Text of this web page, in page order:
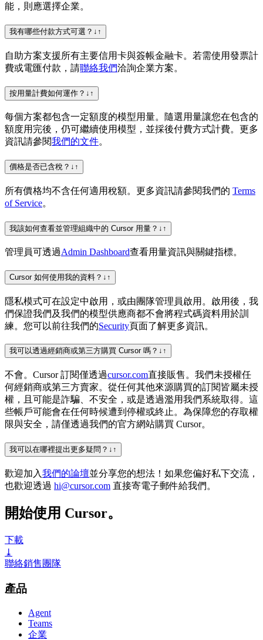
能，則應選擇企業。
我有哪些付款方式可選？ ↓ ↑
自助方案支援所有主要信用卡與簽帳金融卡。若需使用發票計
費或電匯付款，請聯絡我們洽詢企業方案。
按用量計費如何運作？ ↓ ↑
每個方案都包含一定額度的模型用量。隨選用量讓您在包含的
額度用完後，仍可繼續使用模型，並採後付費方式計費。更多
資訊請參閱我們的文件。
價格是否已含稅？ ↓ ↑
所有價格均不含任何適用稅額。更多資訊請參閱我們的 Terms
of Service。
我該如何查看並管理組織中的 Cursor 用量？ ↓ ↑
管理員可透過Admin Dashboard查看用量資訊與關鍵指標。
Cursor 如何使用我的資料？ ↓ ↑
隱私模式可在設定中啟用，或由團隊管理員啟用。啟用後，我
們保證我們及我們的模型供應商都不會將程式碼資料用於訓
練。您可以前往我們的Security頁面了解更多資訊。
我可以透過經銷商或第三方購買 Cursor 嗎？ ↓ ↑
不會。Cursor 訂閱僅透過cursor.com直接販售。我們未授權任
何經銷商或第三方賣家。從任何其他來源購買的訂閱皆屬未授
權，且可能是詐騙、不安全，或是透過濫用我們系統取得。這
些帳戶可能會在任何時候遭到停權或終止。為保障您的存取權
限與安全，請僅透過我們的官方網站購買 Cursor。
我可以在哪裡提出更多疑問？ ↓ ↑
歡迎加入我們的論壇並分享您的想法！如果您偏好私下交流，
也歡迎透過 hi@cursor.com 直接寄電子郵件給我們。
開始使用 Cursor。
下載
⤓
聯絡銷售團隊
產品
Agent
Teams
企業